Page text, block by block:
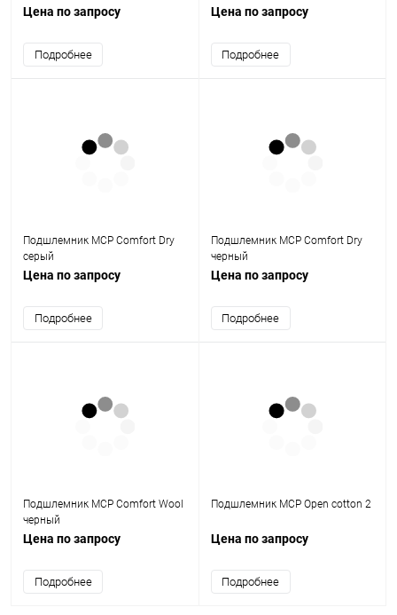
Цена по запросу
Подробнее
Цена по запросу
Подробнее
Подшлемник MCP Comfort Dry
серый
Цена по запросу
Подробнее
Подшлемник MCP Comfort Dry
черный
Цена по запросу
Подробнее
Подшлемник MCP Comfort Wool
черный
Цена по запросу
Подробнее
Подшлемник MCP Open cotton 2
Цена по запросу
Подробнее